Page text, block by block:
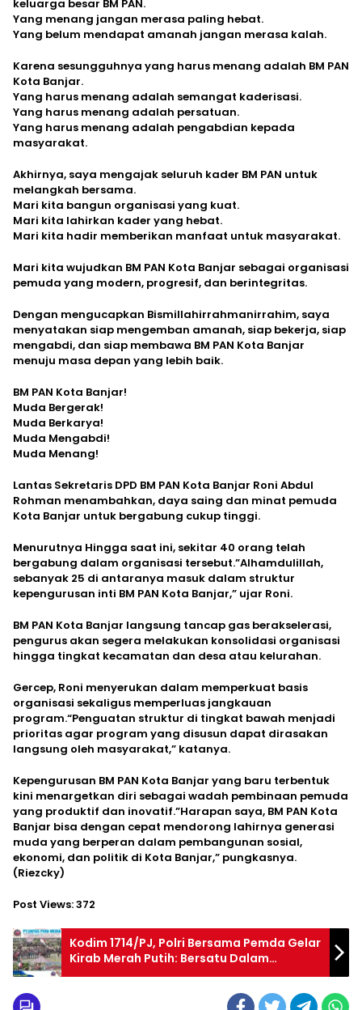
keluarga besar BM PAN.
Yang menang jangan merasa paling hebat.
Yang belum mendapat amanah jangan merasa kalah.
Karena sesungguhnya yang harus menang adalah BM PAN
Kota Banjar.
Yang harus menang adalah semangat kaderisasi.
Yang harus menang adalah persatuan.
Yang harus menang adalah pengabdian kepada
masyarakat.
Akhirnya, saya mengajak seluruh kader BM PAN untuk
melangkah bersama.
Mari kita bangun organisasi yang kuat.
Mari kita lahirkan kader yang hebat.
Mari kita hadir memberikan manfaat untuk masyarakat.
Mari kita wujudkan BM PAN Kota Banjar sebagai organisasi
pemuda yang modern, progresif, dan berintegritas.
Dengan mengucapkan Bismillahirrahmanirrahim, saya
menyatakan siap mengemban amanah, siap bekerja, siap
mengabdi, dan siap membawa BM PAN Kota Banjar
menuju masa depan yang lebih baik.
BM PAN Kota Banjar!
Muda Bergerak!
Muda Berkarya!
Muda Mengabdi!
Muda Menang!
Lantas Sekretaris DPD BM PAN Kota Banjar Roni Abdul
Rohman menambahkan, daya saing dan minat pemuda
Kota Banjar untuk bergabung cukup tinggi.
Menurutnya Hingga saat ini, sekitar 40 orang telah
bergabung dalam organisasi tersebut.”Alhamdulillah,
sebanyak 25 di antaranya masuk dalam struktur
kepengurusan inti BM PAN Kota Banjar,” ujar Roni.
BM PAN Kota Banjar langsung tancap gas berakselerasi,
pengurus akan segera melakukan konsolidasi organisasi
hingga tingkat kecamatan dan desa atau kelurahan.
Gercep, Roni menyerukan dalam memperkuat basis
organisasi sekaligus memperluas jangkauan
program.“Penguatan struktur di tingkat bawah menjadi
prioritas agar program yang disusun dapat dirasakan
langsung oleh masyarakat,” katanya.
Kepengurusan BM PAN Kota Banjar yang baru terbentuk
kini menargetkan diri sebagai wadah pembinaan pemuda
yang produktif dan inovatif.”Harapan saya, BM PAN Kota
Banjar bisa dengan cepat mendorong lahirnya generasi
muda yang berperan dalam pembangunan sosial,
ekonomi, dan politik di Kota Banjar,” pungkasnya.
(Riezcky)
Post Views:372
Kodim 1714/PJ, Polri Bersama Pemda Gelar
Kirab Merah Putih: Bersatu Dalam
Keberagaman, Berdaulat Dalam